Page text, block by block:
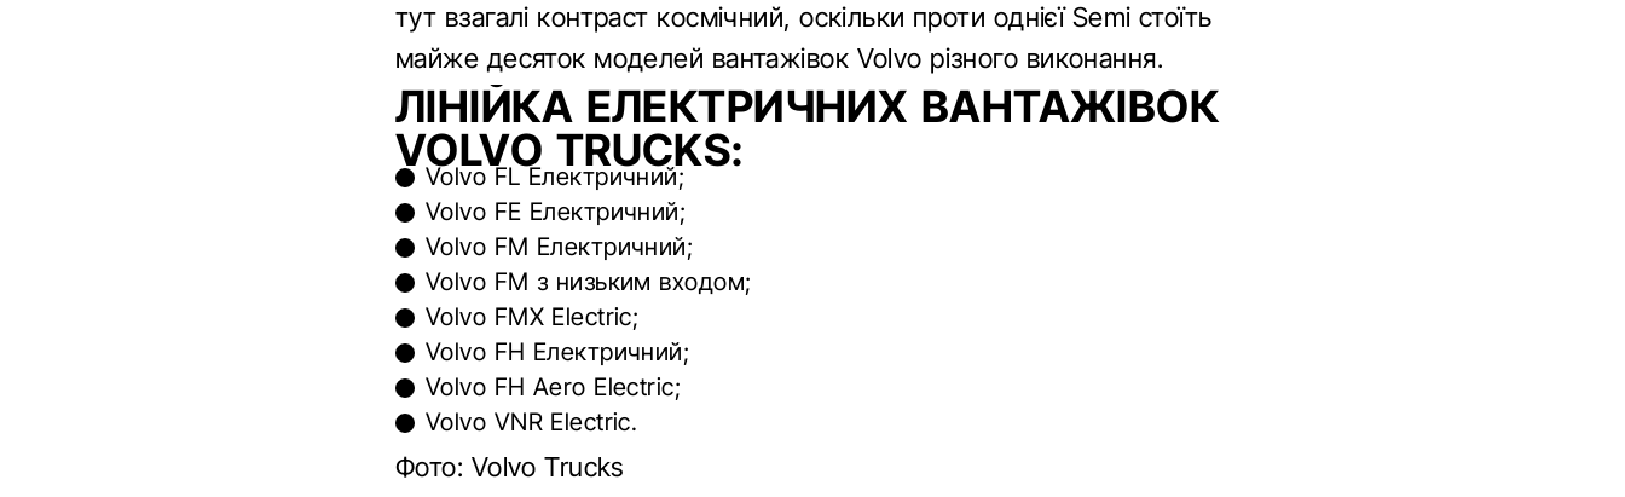
тут взагалі контраст космічний, оскільки проти однієї Semi стоїть
майже десяток моделей вантажівок Volvo різного виконання.
ЛІНІЙКА ЕЛЕКТРИЧНИХ ВАНТАЖІВОК
VOLVO TRUCKS:
Volvo FL Електричний;
Volvo FE Електричний;
Volvo FM Електричний;
Volvo FM з низьким входом;
Volvo FMX Electric;
Volvo FH Електричний;
Volvo FH Aero Electric;
Volvo VNR Electric.
Фото: Volvo Trucks